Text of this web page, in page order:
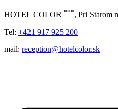
HOTEL COLOR ***, Pri Starom
Tel: +421 917 925 200
mail: reception@hotelcolor.sk